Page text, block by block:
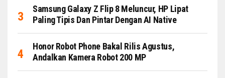
Samsung Galaxy Z Flip 8 Meluncur, HP Lipat
Paling Tipis Dan Pintar Dengan AI Native
Honor Robot Phone Bakal Rilis Agustus,
Andalkan Kamera Robot 200 MP